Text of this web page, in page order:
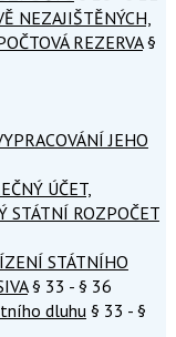
NEZAJIŠTĚNÝCH,
REZERVA §
JEHO
ÚČET,
STÁTNÍ ROZPOČET
STÁTNÍHO
§ 33 - § 36
dluhu § 33 - §